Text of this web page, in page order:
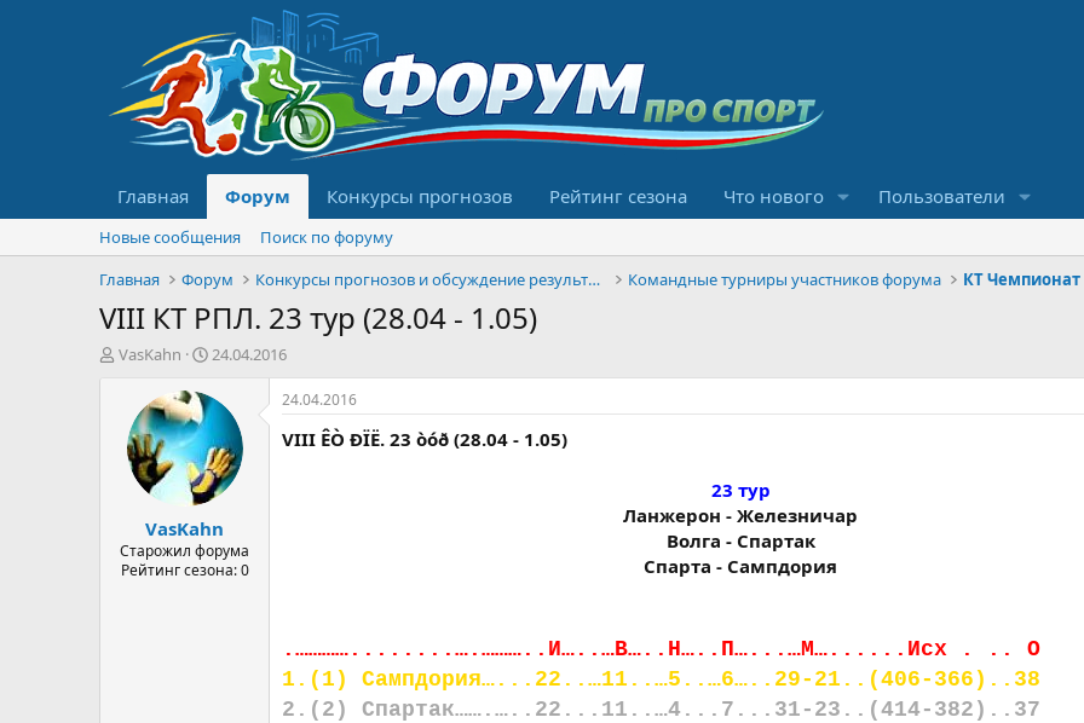
Главная Форум Конкурсы прогнозов Рейтинг сезона Что нового Пользователи
Новые сообщения
Поиск по форуму
Главная
Форум Конкурсы прогнозов и обсуждение результатов Командные турниры участников форума КT Чемпионат
VIII КТ РПЛ. 23 тур (28.04 - 1.05)
А
VasKahn
Д
т
н
а
ч
а
л
а
24.04.2016
VasKahn
Старожил форума
Рейтинг сезона: 0
24.04.2016
VIII ÊÒ ÐÏË. 23 òóð (28.04 - 1.05)
23 тур
Ланжерон - Железничар
Волга - Спартак
Спарта - Сампдория​
.…………........….………..И…..…В…..Н…..П…...…М…......Исх . .. О
1.(1) Сампдория…...22..…11..…5..…6…..29-21..(406-366)..38
2.(2) Спартак…….…..22...11..…4...7...31-23..(414-382)..37